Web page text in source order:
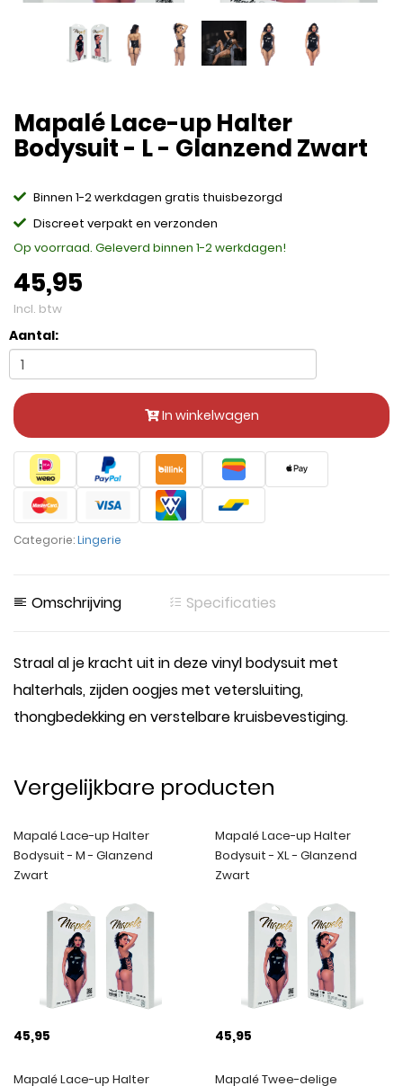
Mapalé Lace-up Halter
Bodysuit - L - Glanzend Zwart
Binnen 1-2 werkdagen gratis thuisbezorgd
Discreet verpakt en verzonden
Op voorraad. Geleverd binnen 1-2 werkdagen!
45,95
Incl. btw
Aantal:
In winkelwagen
Categorie:Lingerie
Omschrijving Specificaties
Straal al je kracht uit in deze vinyl bodysuit met
halterhals, zijden oogjes met vetersluiting,
thongbedekking en verstelbare kruisbevestiging.
Vergelijkbare producten
Mapalé Lace-up Halter
Bodysuit - M - Glanzend
Zwart
45,95
Mapalé Lace-up Halter
Bodysuit - XL - Glanzend
Zwart
45,95
Mapalé Lace-up Halter
Mapalé Twee-delige